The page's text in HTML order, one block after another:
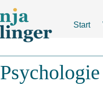
Start
Psychologie